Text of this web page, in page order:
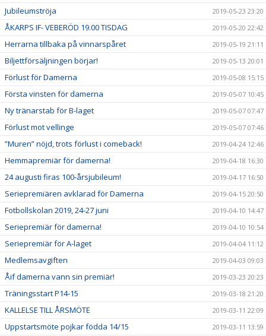
Jubileumströja 2019-05-23 23:20
ÅKARPS IF- VEBERÖD 19.00 TISDAG 2019-05-20 22:42
Herrarna tillbaka på vinnarspåret 2019-05-19 21:11
Biljettförsäljningen börjar! 2019-05-13 20:01
Förlust för Damerna 2019-05-08 15:15
Första vinsten för damerna 2019-05-07 10:45
Ny tränarstab för B-laget 2019-05-07 07:47
Förlust mot vellinge 2019-05-07 07:46
”Muren” nöjd, trots förlust i comeback! 2019-04-24 12:46
Hemmapremiär för damerna! 2019-04-18 16:30
24 augusti firas 100-årsjubileum! 2019-04-17 16:50
Seriepremiären avklarad för Damerna 2019-04-15 20:50
Fotbollskolan 2019, 24-27 juni 2019-04-10 14:47
Seriepremiär för damerna! 2019-04-10 10:54
Seriepremiär för A-laget 2019-04-04 11:12
Medlemsavgiften 2019-04-03 09:03
Åif damerna vann sin premiär! 2019-03-23 20:23
Träningsstart P14-15 2019-03-18 21:20
KALLELSE TILL ÅRSMÖTE 2019-03-11 22:09
Uppstartsmöte pojkar födda 14/15 2019-03-11 13:59